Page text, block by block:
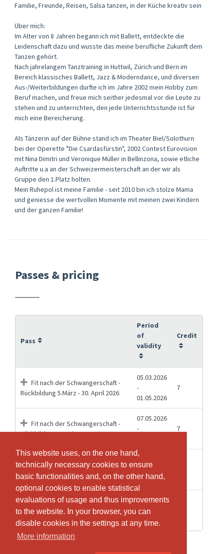
This website uses, on the one hand,
technically necessary cookies to ensure
basic functionalities and, on the other hand,
optional cookies to enable statistical
evaluations of usage and thus improvements
to the website. In your browser, you can
disable cookies in the settings at any time.
More information
This website uses, on the one hand,
technically necessary cookies to ensure
basic functionalities and, on the other hand,
optional cookies to enable statistical
evaluations of usage and thus improvements
to the website. In your browser, you can
disable cookies in the settings at any time.
More information
Familie, Freunde, Reisen, Salsa tanzen, in der Küche kreativ sein
Über mich:
Im Alter von 8 Jahren begann ich mit Ballett, entdeckte die
Leidenschaft dazu und wusste das meine berufliche Zukunft dem
Tanzen gehört.
Nach jahrelangem Tanztraining in Huttwil, Zürich und Bern im
Bereich klassisches Ballett, Jazz & Moderndance, und diversen
Aus-/Weiterbildungen durfte ich im Jahre 2002 mein Hobby zum
Beruf machen, und freue mich seither jedesmal vor die Leute zu
stehen und zu unterrichten, den jede Unterrichtsstunde ist für
mich eine Bereicherung.
Als Tänzerin auf der Bühne stand ich im Theater Biel/Solothurn
bei der Operette "Die Csardasfürstin", 2002 Contest Eurovision
mit Nina Dimitri und Veronique Müller in Bellinzona, sowie etliche
Auftritte u.a an der Schweizermeisterschaft an der wir als
Gruppe den 1.Platz holten.
Mein Ruhepol ist meine Familie - seit 2010 bin ich stolze Mama
und geniesse die wertvollen Momente mit meinen zwei Kindern
und der ganzen Familie!
Passes & pricing
Pass
Period
of
validity
Credit
Fit nach der Schwangerschaft -
Rückbildung 5.März - 30. April 2026
05.03.2026
-
01.05.2026
7
Fit nach der Schwangerschaft -
Rückbildung 7. Mai - 25. Juni 2026
07.05.2026
-
7
Fixkurs Rückbildung Kursstart 13.
August
13.08.2026
-
08.10.2026
Fixkurs Rückbildung Kursstart 22.
Oktober 26
22.10.2026
-
04.12.2026